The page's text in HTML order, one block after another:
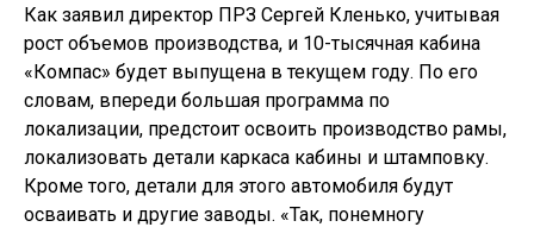
Как заявил директор ПРЗ Сергей Кленько, учитывая
рост объемов производства, и 10-тысячная кабина
«Компас» будет выпущена в текущем году. По его
словам, впереди большая программа по
локализации, предстоит освоить производство рамы,
локализовать детали каркаса кабины и штамповку.
Кроме того, детали для этого автомобиля будут
осваивать и другие заводы. «Так, понемногу